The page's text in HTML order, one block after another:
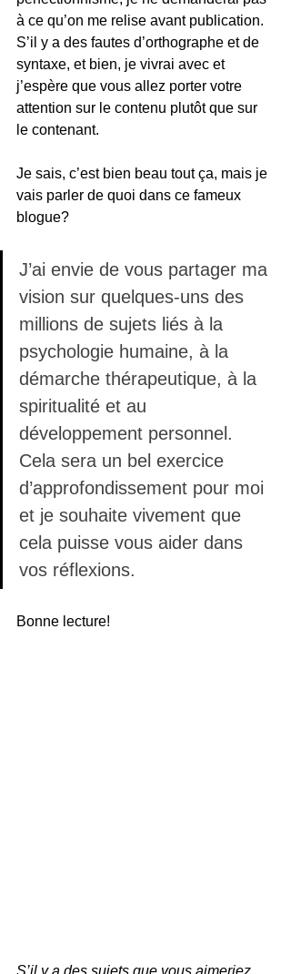
à ce qu’on me relise avant publication.
S’il y a des fautes d’orthographe et de
syntaxe, et bien, je vivrai avec et
j’espère que vous allez porter votre
attention sur le contenu plutôt que sur
le contenant.
Je sais, c’est bien beau tout ça, mais je
vais parler de quoi dans ce fameux
blogue?
J’ai envie de vous partager ma
vision sur quelques-uns des
millions de sujets liés à la
psychologie humaine, à la
démarche thérapeutique, à la
spiritualité et au
développement personnel.
Cela sera un bel exercice
d’approfondissement pour moi
et je souhaite vivement que
cela puisse vous aider dans
vos réflexions.
Bonne lecture!